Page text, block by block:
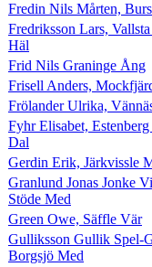
Fredin Nils Mårten,
Fredriksson Lars,
Häl
Frid Nils Graninge Ång
Frisell Anders,
Frölander Ulrika,
Fyhr Elisabet,
Dal
Gerdin Erik, Järkvissle
Granlund Jonas Jonke
Stöde Med
Green Owe, Säffle Vär
Gulliksson Gullik Spel-
Borgsjö Med